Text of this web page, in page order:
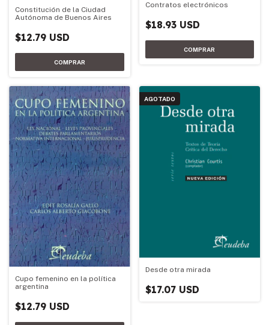
Constitución de la Ciudad
Autónoma de Buenos Aires
$12.79 USD
Contratos electrónicos
$18.93 USD
Cupo femenino en la política
argentina
$12.79 USD
AGOTADO
Desde otra mirada
$17.07 USD